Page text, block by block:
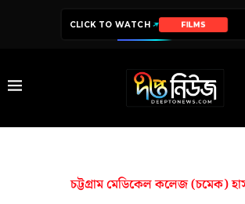
CLICK TO WATCH FILMS
চট্টগ্রাম মেডিকেল কলেজ (চমেক)